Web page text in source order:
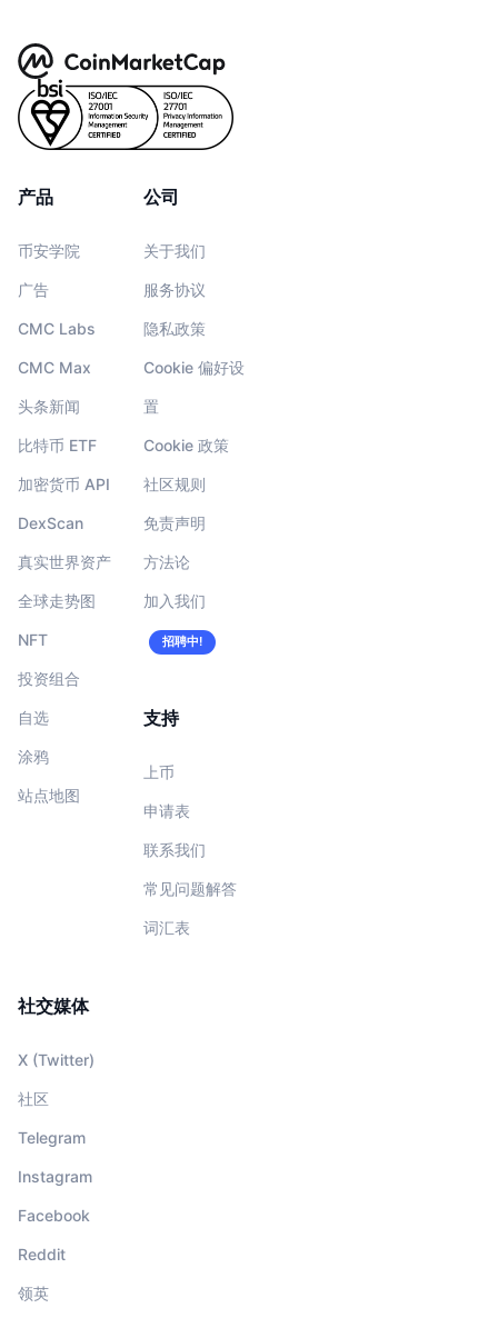
产品
币安学院
广告
CMC Labs
CMC Max
头条新闻
比特币 ETF
加密货币 API
DexScan
真实世界资产
全球走势图
NFT
投资组合
自选
涂鸦
站点地图
公司
关于我们
服务协议
隐私政策
Cookie 偏好设
置
Cookie 政策
社区规则
免责声明
方法论
加入我们
招聘中!
支持
上币
申请表
联系我们
常见问题解答
词汇表
社交媒体
X (Twitter)
社区
Telegram
Instagram
Facebook
Reddit
领英